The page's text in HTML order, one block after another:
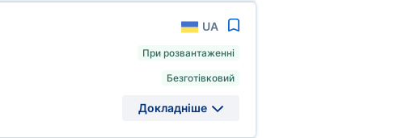
UA
При розвантаженні
Безготівковий
Докладніше